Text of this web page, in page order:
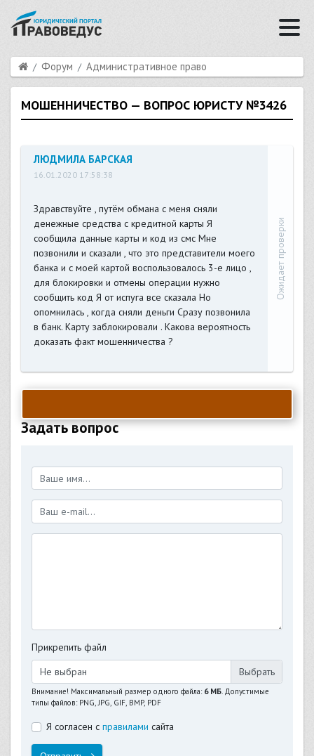
Форум Административное право
МОШЕННИЧЕСТВО — ВОПРОС ЮРИСТУ №3426
ЛЮДМИЛА БАРСКАЯ
16.01.2020 17:58:38
Здравствуйте , путём обмана с меня сняли
денежные средства с кредитной карты Я
сообщила данные карты и код из смс Мне
позвонили и сказали , что это представители моего
банка и с моей картой воспользовалось 3-е лицо ,
для блокировки и отмены операции нужно
сообщить код Я от испуга все сказала Но
опомнилась , когда сняли деньги Сразу позвонила
в банк. Карту заблокировали . Какова вероятность
доказать факт мошенничества ?
Ожидает проверки
Задать вопрос
Прикрепить файл
Не выбран
Внимание! Максимальный размер одного файла: 6 МБ. Допустимые
типы файлов: PNG, JPG, GIF, BMP, PDF
Я согласен с правилами сайта